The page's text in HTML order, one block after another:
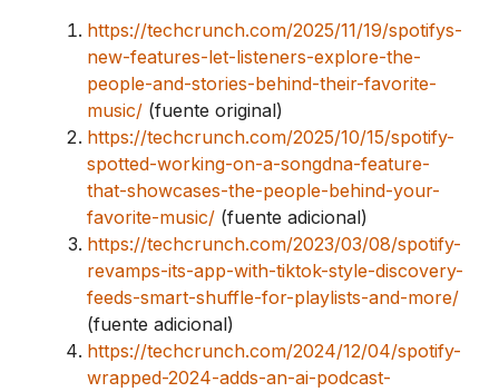
https://techcrunch.com/2025/11/19/spotifys-
new-features-let-listeners-explore-the-
people-and-stories-behind-their-favorite-
music/ (fuente original)
https://techcrunch.com/2025/10/15/spotify-
spotted-working-on-a-songdna-feature-
that-showcases-the-people-behind-your-
favorite-music/ (fuente adicional)
https://techcrunch.com/2023/03/08/spotify-
revamps-its-app-with-tiktok-style-discovery-
feeds-smart-shuffle-for-playlists-and-more/
(fuente adicional)
https://techcrunch.com/2024/12/04/spotify-
wrapped-2024-adds-an-ai-podcast-